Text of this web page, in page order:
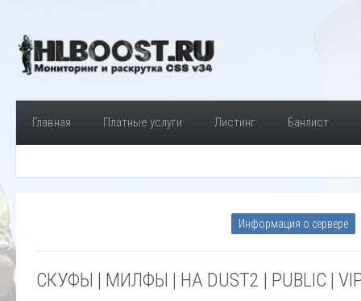
Главная Платные услуги Листинг Банлист
Информация о сервере
СКУФЫ | МИЛФЫ | НА DUST2 | PUBLIC | VIP